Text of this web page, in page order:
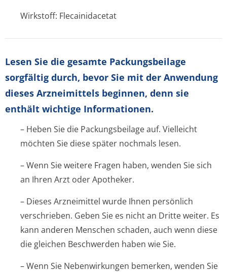
Wirkstoff: Flecainidacetat
Lesen Sie die gesamte Packungsbeilage
sorgfältig durch, bevor Sie mit der Anwendung
dieses Arzneimittels beginnen, denn sie
enthält wichtige Informationen.
– Heben Sie die Packungsbeilage auf. Vielleicht
möchten Sie diese später nochmals lesen.
– Wenn Sie weitere Fragen haben, wenden Sie sich
an Ihren Arzt oder Apotheker.
– Dieses Arzneimittel wurde Ihnen persönlich
verschrieben. Geben Sie es nicht an Dritte weiter. Es
kann anderen Menschen schaden, auch wenn diese
die gleichen Beschwerden haben wie Sie.
– Wenn Sie Nebenwirkungen bemerken, wenden Sie